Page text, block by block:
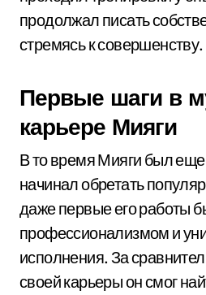
продолжал писать
стремясь к совершенству.
Первые шаги в
карьере Мияги
В то время Мияги был
начинал обретать
даже первые его работы
профессионализмом и
исполнения. За
своей карьеры он смог